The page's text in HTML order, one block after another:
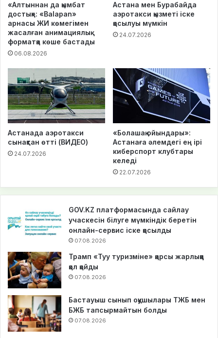
«Алтыннан да қымбат
достық»: «Balapan»
арнасы ЖИ көмегімен
жасалған анимациялық
форматқа көше бастады
06.08.2026
Астана мен Бурабайда
аэротакси қызметі іске
қосылуы мүмкін
24.07.2026
Астанада аэротакси
сынақтан өтті (ВИДЕО)
24.07.2026
«Болашақ ойындары»:
Астанаға әлемдегі ең ірі
киберспорт клубтары
келеді
22.07.2026
GOV.KZ платформасында сайлау
учаскесін білуге мүмкіндік беретін
онлайн-сервис іске қосылды
07.08.2026
Трамп «Туу туризміне» қарсы жарлыққа
қол қойды
07.08.2026
Бастауыш сынып оқушылары ТЖБ мен
БЖБ тапсырмайтын болды
07.08.2026